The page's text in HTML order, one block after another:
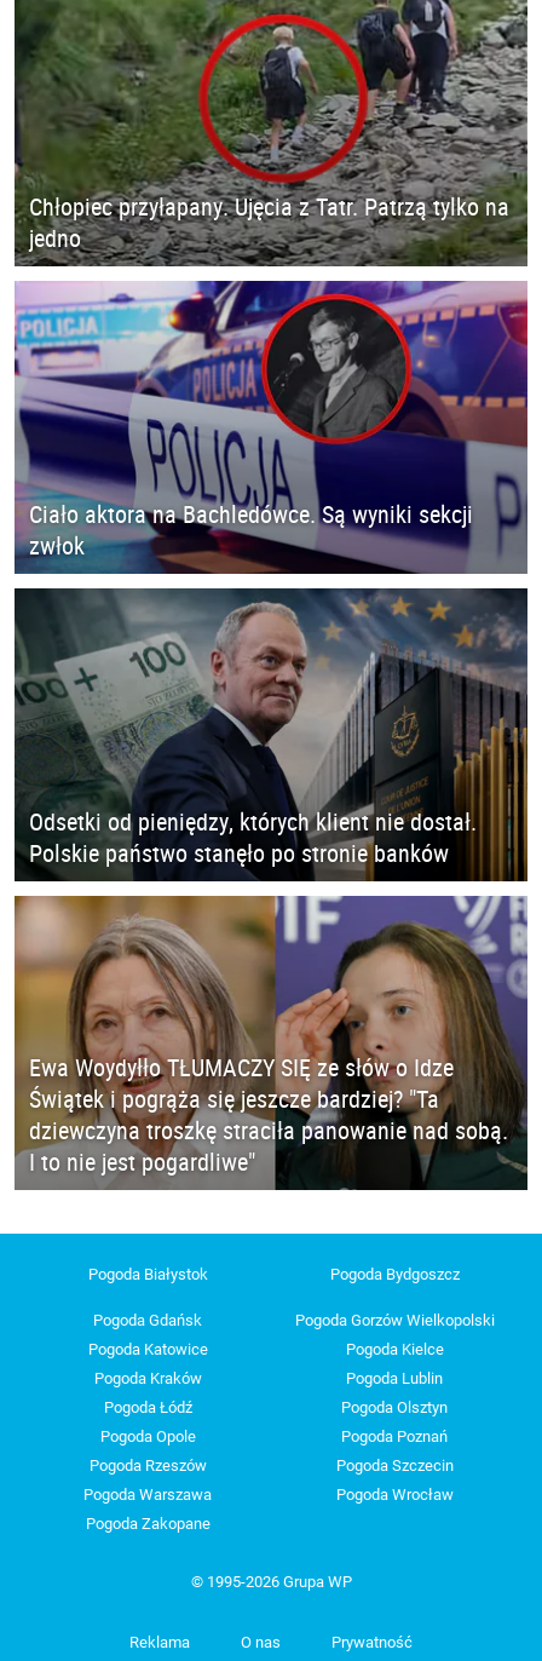
Chłopiec przyłapany. Ujęcia z Tatr. Patrzą tylko na
jedno
Ciało aktora na Bachledówce. Są wyniki sekcji
zwłok
Odsetki od pieniędzy, których klient nie dostał.
Polskie państwo stanęło po stronie banków
Ewa Woydyłło TŁUMACZY SIĘ ze słów o Idze
Świątek i pogrąża się jeszcze bardziej? "Ta
dziewczyna troszkę straciła panowanie nad sobą.
I to nie jest pogardliwe"
Pogoda Białystok Pogoda Bydgoszcz
Pogoda Gdańsk
Pogoda Gorzów Wielkopolski
Pogoda Katowice
Pogoda Kielce
Pogoda Kraków
Pogoda Lublin
Pogoda Łódź
Pogoda Olsztyn
Pogoda Opole
Pogoda Poznań
Pogoda Rzeszów
Pogoda Szczecin
Pogoda Warszawa
Pogoda Wrocław
Pogoda Zakopane
© 1995-2026 Grupa WP
Reklama O nas Prywatność